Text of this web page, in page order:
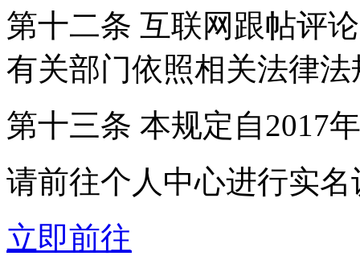
第十二条 互联网跟帖评
有关部门依照相关法律
第十三条 本规定自2017
请前往个人中心进行实名
立即前往